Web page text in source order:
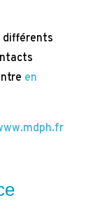
différents
en